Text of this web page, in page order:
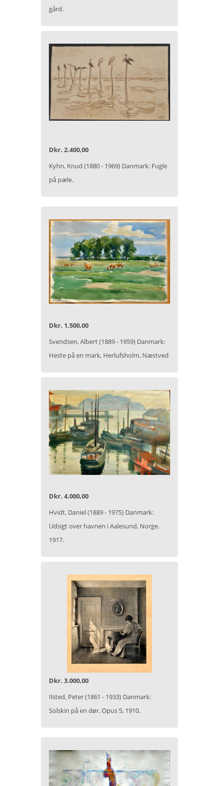
gård.
Dkr. 2.400,00
Kyhn, Knud (1880 - 1969) Danmark: Fugle
på pæle.
Dkr. 1.500,00
Svendsen, Albert (1889 - 1959) Danmark:
Heste på en mark, Herlufsholm, Næstved
Dkr. 4.000,00
Hvidt, Daniel (1889 - 1975) Danmark:
Udsigt over havnen i Aalesund, Norge.
1917.
Dkr. 3.000,00
Ilsted, Peter (1861 - 1933) Danmark:
Solskin på en dør. Opus 5, 1910.